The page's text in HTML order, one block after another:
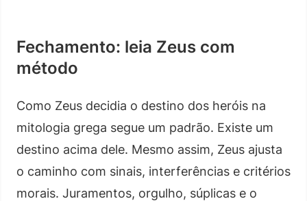
Fechamento: leia Zeus com
método
Como Zeus decidia o destino dos heróis na
mitologia grega segue um padrão. Existe um
destino acima dele. Mesmo assim, Zeus ajusta
o caminho com sinais, interferências e critérios
morais. Juramentos, orgulho, súplicas e o